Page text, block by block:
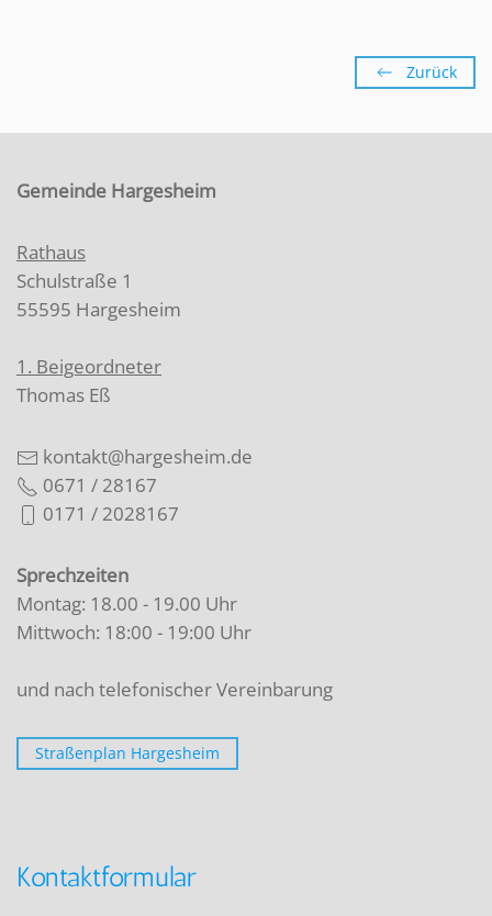
Zurück
Gemeinde Hargesheim
Rathaus
Schulstraße 1
55595 Hargesheim
1. Beigeordneter
Thomas Eß
kontakt@hargesheim.de
0671 / 28167
0171 / 2028167
Sprechzeiten
Montag: 18.00 - 19.00 Uhr
Mittwoch: 18:00 - 19:00 Uhr
und nach telefonischer Vereinbarung
Straßenplan Hargesheim
Kontaktformular